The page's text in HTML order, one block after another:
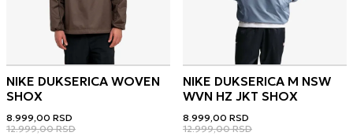
NIKE DUKSERICA WOVEN
SHOX
8.999,00 RSD
12.999,00 RSD
NIKE DUKSERICA M NSW
WVN HZ JKT SHOX
8.999,00 RSD
12.999,00 RSD